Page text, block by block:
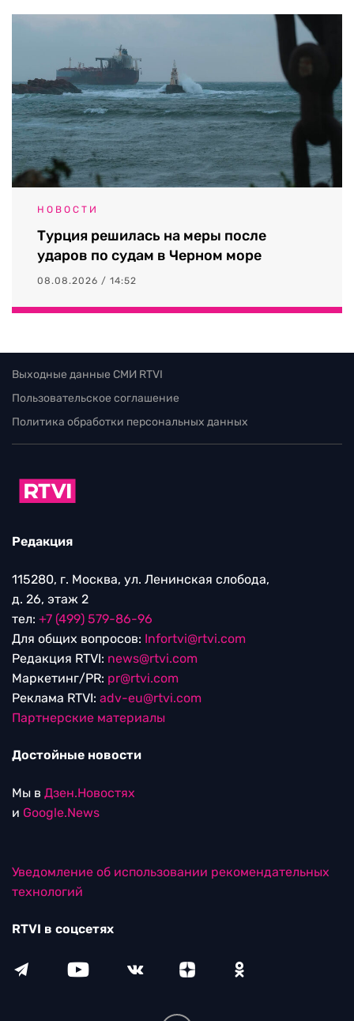
НОВОСТИ
Турция решилась на меры после
ударов по судам в Черном море
08.08.2026 / 14:52
Выходные данные СМИ RTVI
Пользовательское соглашение
Политика обработки персональных данных
Редакция
115280, г. Москва, ул. Ленинская слобода,
д. 26, этаж 2
тел: +7 (499) 579-86-96
Для общих вопросов: Infortvi@rtvi.com
Редакция RTVI: news@rtvi.com
Маркетинг/PR: pr@rtvi.com
Реклама RTVI: adv-eu@rtvi.com
Партнерские материалы
Достойные новости
Мы в Дзен.Новостях
и Google.News
Уведомление об использовании рекомендательных
технологий
RTVI в соцсетях